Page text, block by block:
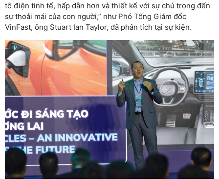
tô điện tinh tế, hấp dẫn hơn và thiết kế với sự chú trọng đến
sự thoải mái của con người,” như Phó Tổng Giám đốc
VinFast, ông Stuart Ian Taylor, đã phân tích tại sự kiện.